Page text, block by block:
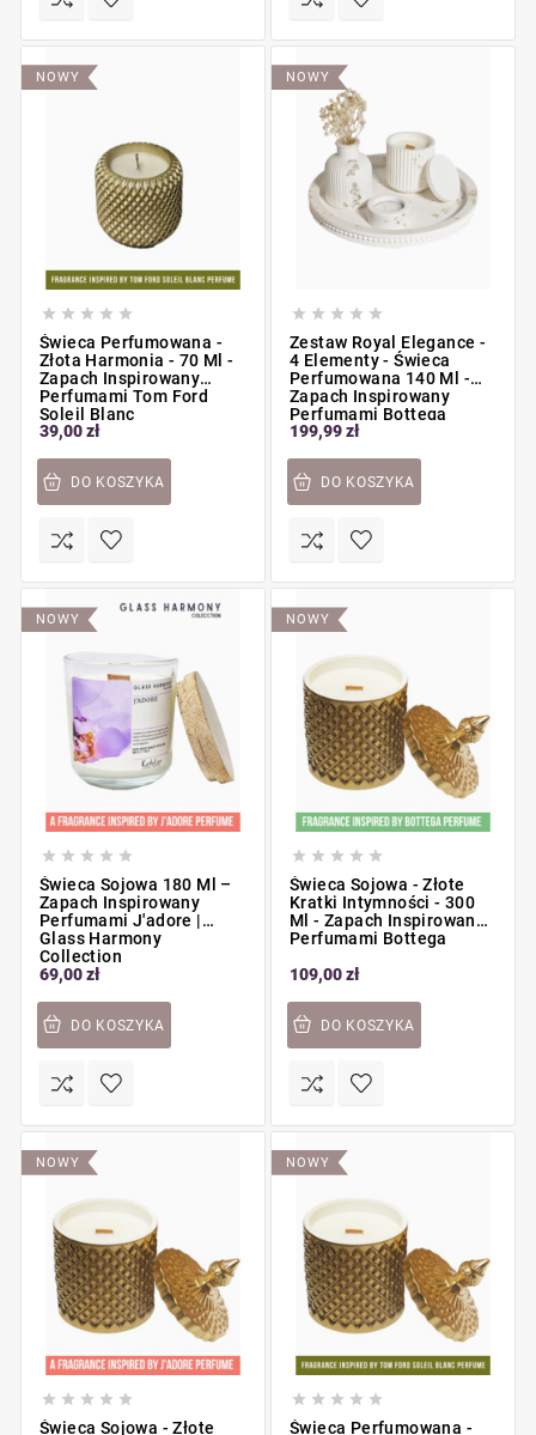
NOWY
    
Świeca Perfumowana -
Złota Harmonia - 70 Ml -
Zapach Inspirowany
Perfumami Tom Ford
Soleil Blanc
39,00 zł
DO KOSZYKA
NOWY
    
Zestaw Royal Elegance -
4 Elementy - Świeca
Perfumowana 140 Ml -
Zapach Inspirowany
Perfumami Bottega
199,99 zł
DO KOSZYKA
NOWY
    
Świeca Sojowa 180 Ml –
Zapach Inspirowany
Perfumami J'adore |
Glass Harmony
Collection
69,00 zł
DO KOSZYKA
NOWY
    
Świeca Sojowa - Złote
Kratki Intymności - 300
Ml - Zapach Inspirowany
Perfumami Bottega
109,00 zł
DO KOSZYKA
NOWY
    
Świeca Sojowa - Złote
NOWY
    
Świeca Perfumowana -